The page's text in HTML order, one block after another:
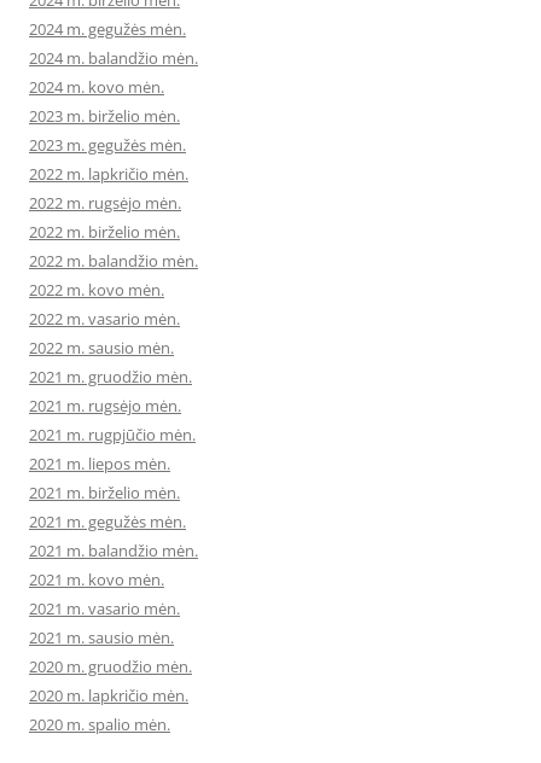
2024 m. gegužės mėn.
2024 m. balandžio mėn.
2024 m. kovo mėn.
2023 m. birželio mėn.
2023 m. gegužės mėn.
2022 m. lapkričio mėn.
2022 m. rugsėjo mėn.
2022 m. birželio mėn.
2022 m. balandžio mėn.
2022 m. kovo mėn.
2022 m. vasario mėn.
2022 m. sausio mėn.
2021 m. gruodžio mėn.
2021 m. rugsėjo mėn.
2021 m. rugpjūčio mėn.
2021 m. liepos mėn.
2021 m. birželio mėn.
2021 m. gegužės mėn.
2021 m. balandžio mėn.
2021 m. kovo mėn.
2021 m. vasario mėn.
2021 m. sausio mėn.
2020 m. gruodžio mėn.
2020 m. lapkričio mėn.
2020 m. spalio mėn.